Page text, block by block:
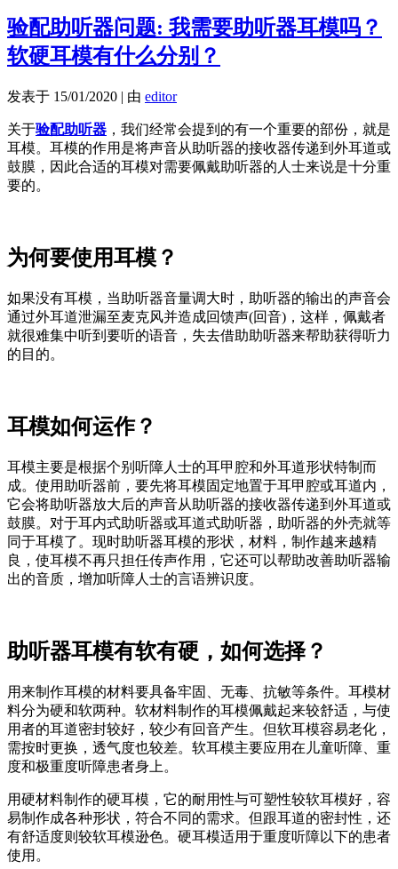
享
验配助听器问题: 我需要助听器耳模吗？
软硬耳模有什么分别？
发表于 15/01/2020 | 由 editor
关于验配助听器 ，我们经常会提到的有一个重要的部份，就是
耳模。耳模的作用是将声音从助听器的接收器传递到外耳道或
鼓膜，因此合适的耳模对需要佩戴助听器的人士来说是十分重
要的。
为何要使用耳模？
如果没有耳模，当助听器音量调大时，助听器的输出的声音会
通过外耳道泄漏至麦克风并造成回馈声(回音)，这样，佩戴者
就很难集中听到要听的语音，失去借助助听器来帮助获得听力
的目的。
耳模如何运作？
耳模主要是根据个别听障人士的耳甲腔和外耳道形状特制而
成。使用助听器前，要先将耳模固定地置于耳甲腔或耳道内，
它会将助听器放大后的声音从助听器的接收器传递到外耳道或
鼓膜。对于耳内式助听器或耳道式助听器，助听器的外壳就等
同于耳模了。现时助听器耳模的形状，材料，制作越来越精
良，使耳模不再只担任传声作用，它还可以帮助改善助听器输
出的音质，增加听障人士的言语辨识度。
助听器耳模有软有硬，如何选择？
用来制作耳模的材料要具备牢固、无毒、抗敏等条件。耳模材
料分为硬和软两种。软材料制作的耳模佩戴起来较舒适，与使
用者的耳道密封较好，较少有回音产生。但软耳模容易老化，
需按时更换，透气度也较差。软耳模主要应用在儿童听障、重
度和极重度听障患者身上。
用硬材料制作的硬耳模，它的耐用性与可塑性较软耳模好，容
易制作成各种形状，符合不同的需求。但跟耳道的密封性，还
有舒适度则较软耳模逊色。硬耳模适用于重度听障以下的患者
使用。